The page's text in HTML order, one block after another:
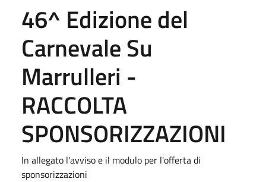
46^ Edizione del
Carnevale Su
Marrulleri -
RACCOLTA
SPONSORIZZAZIONI
In allegato l'avviso e il modulo per l'offerta di
sponsorizzazioni